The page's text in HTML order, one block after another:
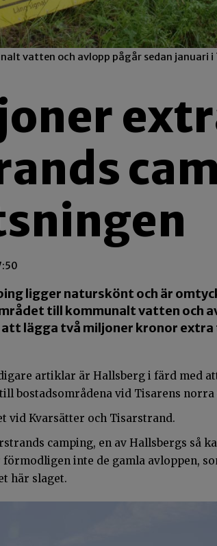
vatten och avlopp pågår sedan januari
ligger naturskönt och är
till kommunalt vatten och
lägga två miljoner kronor
artiklar är Hallsberg i färd med
bostadsområdena vid Tisarens norra
vid Kvarsätter och Tisarstrand.
camping, en av Hallsbergs så
inte de gamla avloppen,
här slaget.